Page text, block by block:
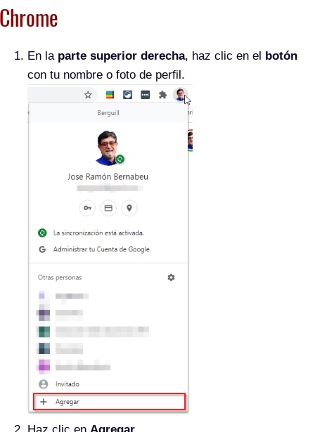
Chrome
En laparte superior derecha, haz clic en el botón
con tu nombre o foto de perfil.